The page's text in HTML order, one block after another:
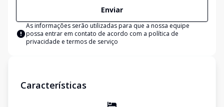
Enviar
As informações serão utilizadas para que a nossa equipe
possa entrar em contato de acordo com a política de
privacidade e termos de serviço
Características